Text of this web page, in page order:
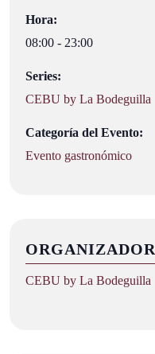
Hora:
08:00 - 23:00
Series:
CEBU by La Bodeguilla
Categoría del Evento:
Evento gastronómico
ORGANIZADOR
CEBU by La Bodeguilla